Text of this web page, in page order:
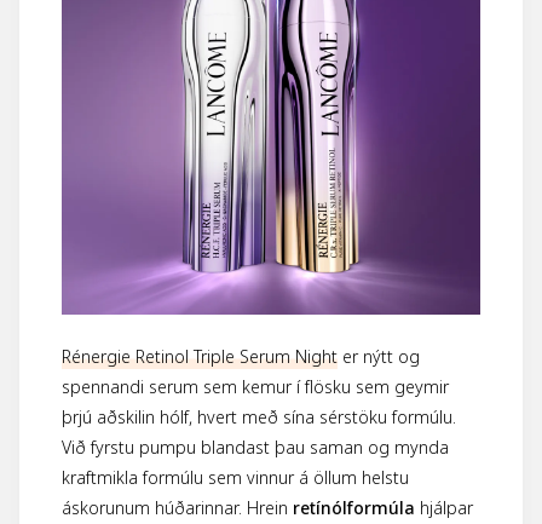
Rénergie Retinol Triple Serum Nighter nýtt og
spennandi serum sem kemur í flösku sem geymir
þrjú aðskilin hólf, hvert með sína sérstöku formúlu.
Við fyrstu pumpu blandast þau saman og mynda
kraftmikla formúlu sem vinnur á öllum helstu
áskorunum húðarinnar. Hrein retínólformúla hjálpar